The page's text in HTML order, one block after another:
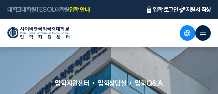
대학교대학원TESOL대학원입학 안내 입학 로그인 지원서 작성
입학지원센터 입학상담실 입학Q&A